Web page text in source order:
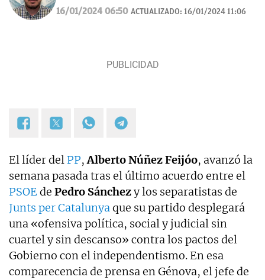
16/01/2024 06:50 ACTUALIZADO: 16/01/2024 11:06
El líder del PP,Alberto Núñez Feijóo, avanzó la
semana pasada tras el último acuerdo entre el
PSOEde Pedro Sánchezy los separatistas de
Junts per Catalunyaque su partido desplegará
una «ofensiva política, social y judicial sin
cuartel y sin descanso» contra los pactos del
Gobierno con el independentismo. En esa
comparecencia de prensa en Génova, el jefe de